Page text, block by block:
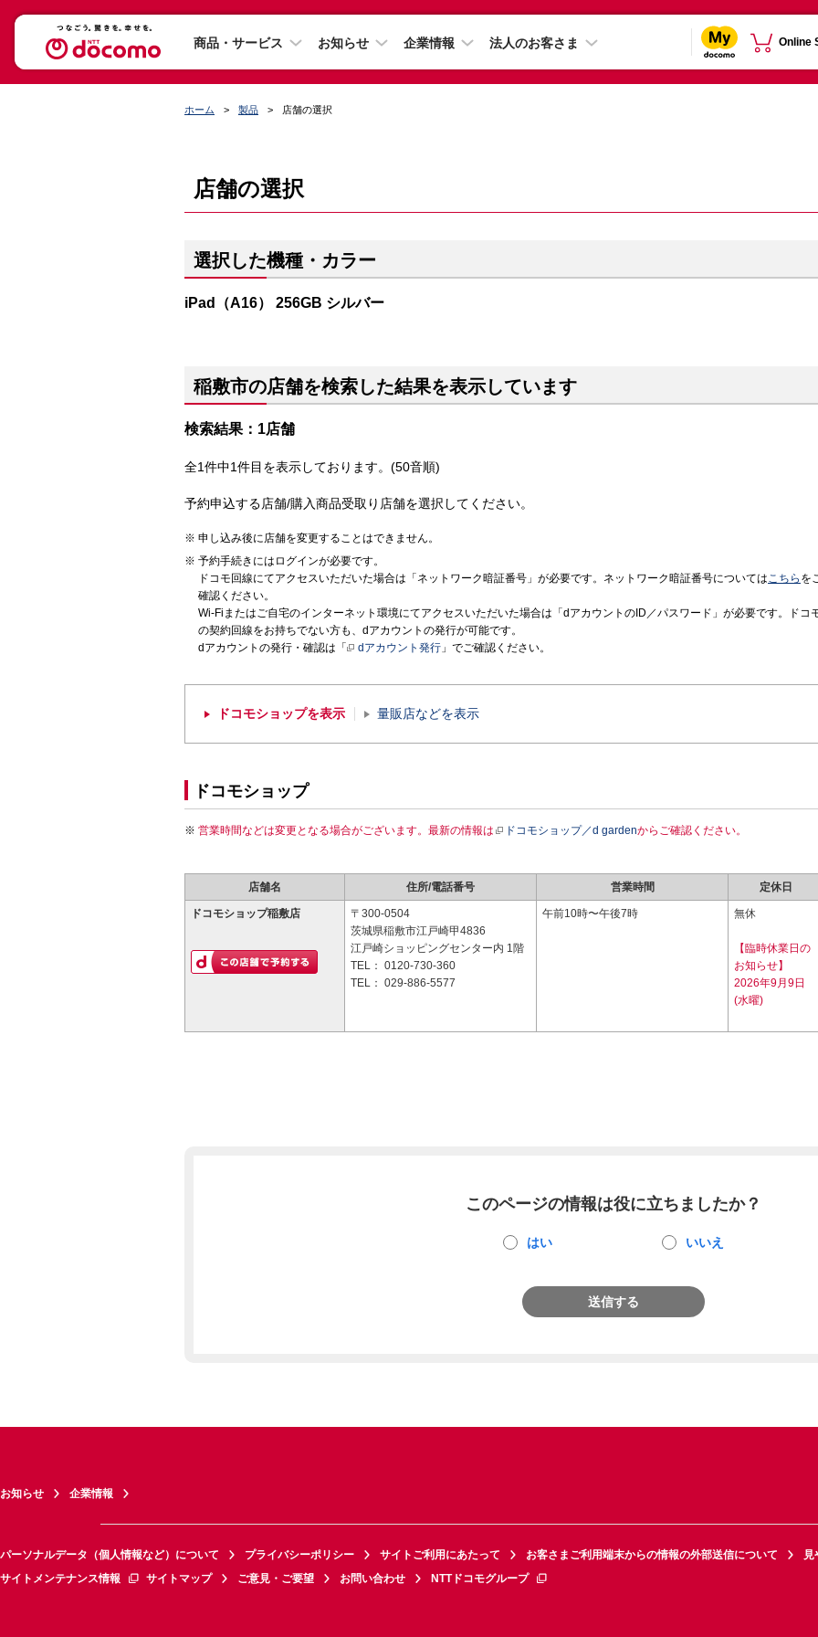
商品・サービス お知らせ 企業情報 法人のお客さま Online
ホーム 製品 店舗の選択
店舗の選択
選択した機種・カラー
iPad（A16） 256GB シルバー
稲敷市の店舗を検索した結果を表示しています
検索結果：1店舗
全1件中1件目を表示しております。(50音順)
予約申込する店舗/購入商品受取り店舗を選択してください。
申し込み後に店舗を変更することはできません。
予約手続きにはログインが必要です。
ドコモ回線にてアクセスいただいた場合は「ネットワーク暗証番号」が必要です。ネットワーク暗証番号についてはこちら を
確認ください。
Wi-Fiまたはご自宅のインターネット環境にてアクセスいただいた場合は「dアカウントのID／パスワード」が必要です。ドコ
の契約回線をお持ちでない方も、dアカウントの発行が可能です。
dアカウントの発行・確認は「
dアカウント発行 」でご確認ください。
ドコモショップを表示 量販店などを表示
ドコモショップ
営業時間などは変更となる場合がございます。最新の情報は ドコモショップ／d gardenからご確認ください。
店舗名 住所/電話番号 営業時間 定休日
ドコモショップ稲敷店
〒300-0504
茨城県稲敷市江戸崎甲4836
江戸崎ショッピングセンター内 1階
TEL： 0120-730-360
TEL： 029-886-5577
午前10時〜午後7時 無休
【臨時休業日の
お知らせ】
2026年9月9日
(水曜)
このページの情報は役に立ちましたか？
はい いいえ
送信する
お知らせ 企業情報
パーソナルデータ（個人情報など）について プライバシーポリシー サイトご利用にあたって お客さまご利用端末からの情報の外部送信について
見
サイトメンテナンス情報
サイトマップ ご意見・ご要望 お問い合わせ NTTドコモグループ